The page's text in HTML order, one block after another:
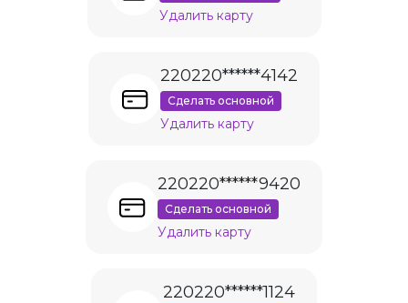
Удалить карту
220220******4142
Сделать основной
Удалить карту
220220******9420
Сделать основной
Удалить карту
220220******1124